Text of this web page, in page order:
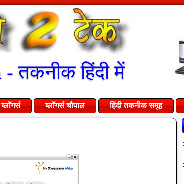
तकनीक हिंदी में
ब्लॉगर्स ब्लॉगर्स चौपाल हिंदी तकनीक समूह